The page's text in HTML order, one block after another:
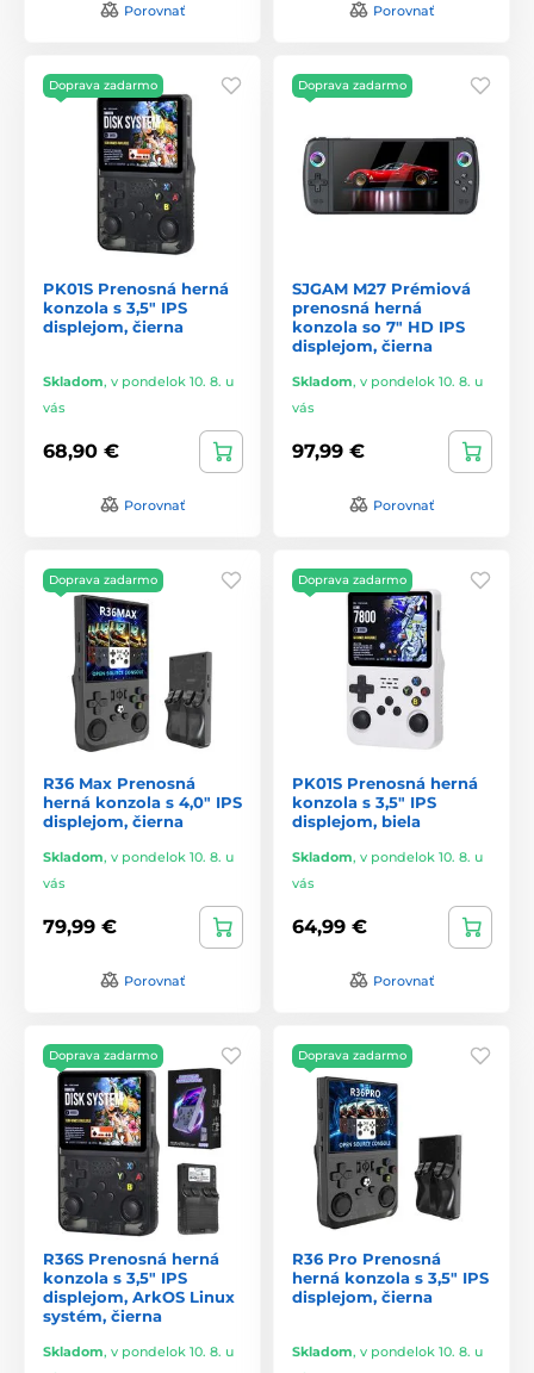
Porovnať Porovnať
Doprava zadarmo
PK01S Prenosná herná
konzola s 3,5" IPS
displejom, čierna
Skladom, v pondelok 10. 8. u
vás
68,90 €
Porovnať
Doprava zadarmo
SJGAM M27 Prémiová
prenosná herná
konzola so 7" HD IPS
displejom, čierna
Skladom, v pondelok 10. 8. u
vás
97,99 €
Porovnať
Doprava zadarmo
R36 Max Prenosná
herná konzola s 4,0" IPS
displejom, čierna
Skladom, v pondelok 10. 8. u
vás
79,99 €
Porovnať
Doprava zadarmo
PK01S Prenosná herná
konzola s 3,5" IPS
displejom, biela
Skladom, v pondelok 10. 8. u
vás
64,99 €
Porovnať
Doprava zadarmo
R36S Prenosná herná
konzola s 3,5" IPS
displejom, ArkOS Linux
systém, čierna
Skladom, v pondelok 10. 8. u
Doprava zadarmo
R36 Pro Prenosná
herná konzola s 3,5" IPS
displejom, čierna
Skladom, v pondelok 10. 8. u